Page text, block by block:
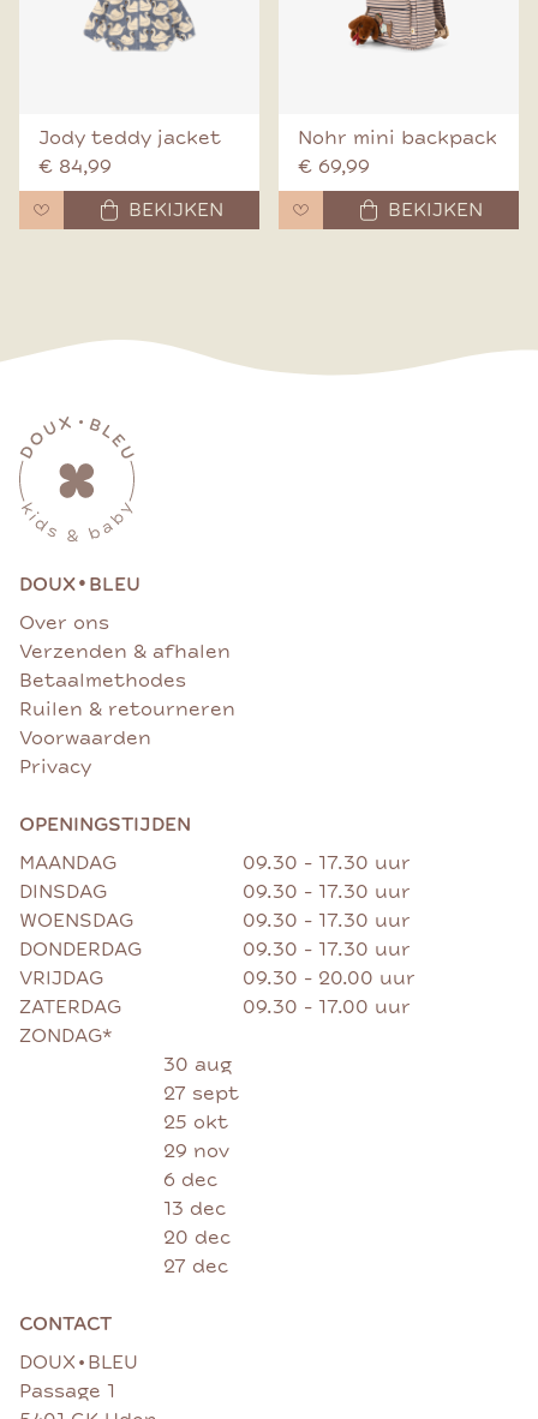
Jody teddy jacket
€ 84,99
BEKIJKEN
Nohr mini backpack
€ 69,99
BEKIJKEN
DOUX• BLEU
Over ons
Verzenden & afhalen
Betaalmethodes
Ruilen & retourneren
Voorwaarden
Privacy
OPENINGSTIJDEN
MAANDAG
09.30 - 17.30 uur
DINSDAG
09.30 - 17.30 uur
WOENSDAG
09.30 - 17.30 uur
DONDERDAG
09.30 - 17.30 uur
VRIJDAG
09.30 - 20.00 uur
ZATERDAG
09.30 - 17.00 uur
ZONDAG*
30 aug
27 sept
25 okt
29 nov
6 dec
13 dec
20 dec
27 dec
CONTACT
DOUX • BLEU
Passage 1